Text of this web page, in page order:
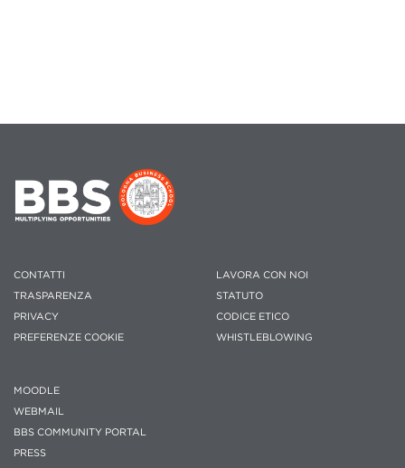
CONTATTI
TRASPARENZA
PRIVACY
PREFERENZE COOKIE
LAVORA CON NOI
STATUTO
CODICE ETICO
WHISTLEBLOWING
MOODLE
WEBMAIL
BBS COMMUNITY PORTAL
PRESS